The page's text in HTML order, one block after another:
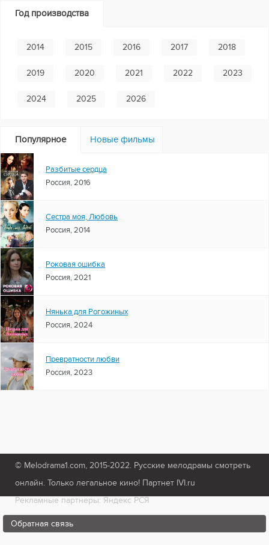
Год производства
2014 2015 2016 2017 2018
2019 2020 2021 2022 2023
2024 2025 2026
Популярное Новые фильмы
Разбитые сердца
Россия, 2016
Сестра моя, Любовь
Россия, 2014
Роковая ошибка
Россия, 2021
Нянька для Рогожиных
Россия, 2024
Превратности любви
Россия, 2023
© Melodrama1.com, 2015-2022. Русские мелодрамы смотреть
онлайн. Только легальное кино! Партнет IVI.ru
Рекламные партнеры: Яндекс РСЯ
Обратная связь